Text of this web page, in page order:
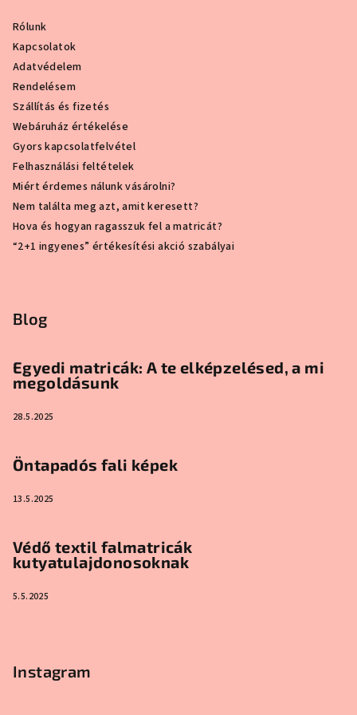
Rólunk
Kapcsolatok
Adatvédelem
Rendelésem
Szállítás és fizetés
Webáruház értékelése
Gyors kapcsolatfelvétel
Felhasználási feltételek
Miért érdemes nálunk vásárolni?
Nem találta meg azt, amit keresett?
Hova és hogyan ragasszuk fel a matricát?
“2+1 ingyenes” értékesítési akció szabályai
Blog
Egyedi matricák: A te elképzelésed, a mi
megoldásunk
28.5.2025
Öntapadós fali képek
13.5.2025
Védő textil falmatricák
kutyatulajdonosoknak
5.5.2025
Instagram